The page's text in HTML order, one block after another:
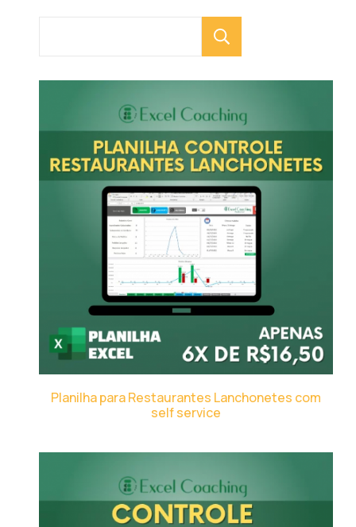
Planilha para Restaurantes Lanchonetes com
self service